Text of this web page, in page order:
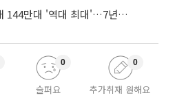
갤럭시 Z 폴드8, 사전판매 144만대 '역대 최대'…7년만에 갤노트10 기록 넘어
슬퍼요
0
추가취재 원해요
0